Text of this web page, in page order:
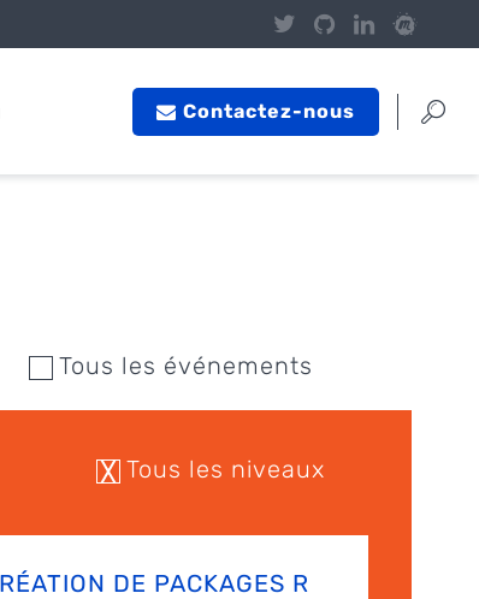
Contactez-nous
Tous les événements
Tous les niveaux
DE PACKAGES R